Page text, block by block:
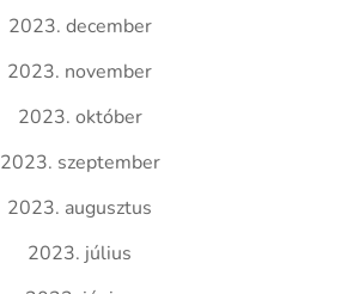
2023. december
2023. november
2023. október
2023. szeptember
2023. augusztus
2023. július